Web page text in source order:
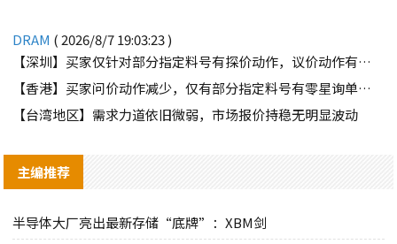
DRAM ( 2026/8/7 19:03:23 )
【深圳】买家仅针对部分指定料号有探价动作，议价动作有所减少
【香港】买家问价动作减少，仅有部分指定料号有零星询单动作
【台湾地区】需求力道依旧微弱，市场报价持稳无明显波动
主编推荐
半导体大厂亮出最新存储“底牌”：XBM剑